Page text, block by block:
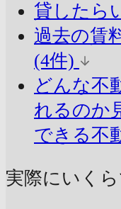
貸したら
過去の賃
(4件)
どんな不
れるのか
できる不
実際にいく